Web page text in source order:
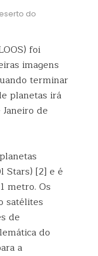
do
foi
imagens
terminar
planetas irá
de
Stars) [2] e é
metro. Os
satélites
de
do
a